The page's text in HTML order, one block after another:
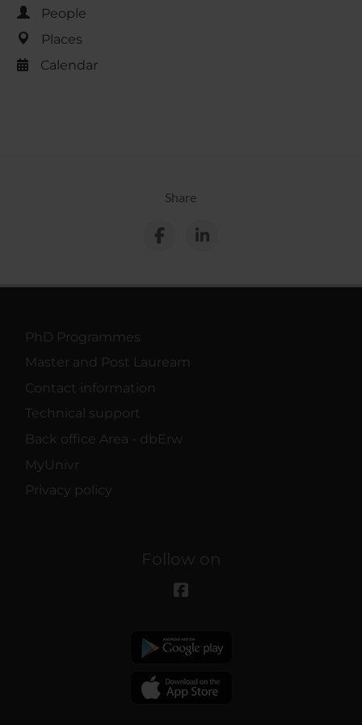
People
Places
Calendar
Share
PhD Programmes
Master and Post Lauream
Contact information
Technical support
Back office Area - dbErw
MyUnivr
Privacy policy
Follow on